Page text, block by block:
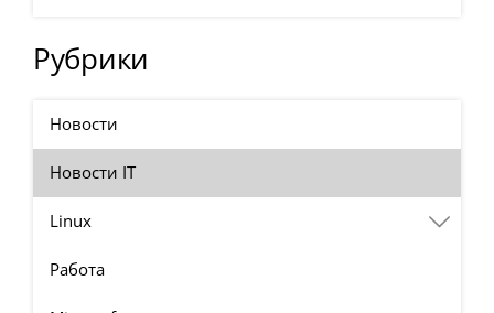
Рубрики
Новости
Новости IT
Linux
Работа